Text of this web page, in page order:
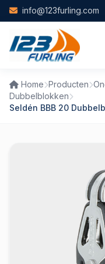
Skip to main content
info@123furling.com
Home Producten
Dubbelblokken
Seldén BBB 20